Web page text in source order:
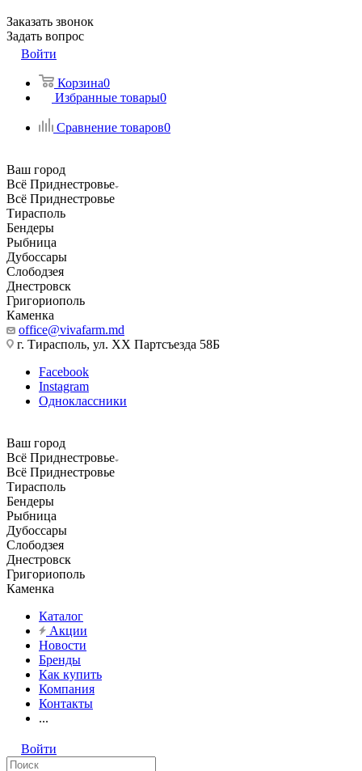
Заказать звонок
Задать вопрос
Войти
Корзина0
Избранные товары0
Сравнение товаров0
Ваш город
Всё Приднестровье
Всё Приднестровье
Тирасполь
Бендеры
Рыбница
Дубоссары
Слободзея
Днестровск
Григориополь
Каменка
office@vivafarm.md
г. Тирасполь, ул. ХХ Партсъезда 58Б
Facebook
Instagram
Одноклассники
Ваш город
Всё Приднестровье
Всё Приднестровье
Тирасполь
Бендеры
Рыбница
Дубоссары
Слободзея
Днестровск
Григориополь
Каменка
Каталог
Акции
Новости
Бренды
Как купить
Компания
Контакты
...
Войти